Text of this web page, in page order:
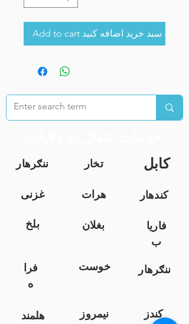
Add to cart به سبد خرید اضافه کنید
ننګرهار تخار کابل
غزنی هرات
کندهار
بلخ
بغلان
فاریا
ب
فرا
ه
خوست ننګرهار
هلمند نیمروز
کندز